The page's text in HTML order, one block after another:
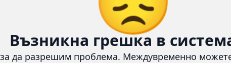
Възникна грешка в
да разрешим проблема. Междувременно